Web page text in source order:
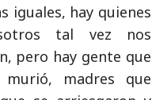
iguales, hay quienes
tal vez nos
pero hay gente que
madres que